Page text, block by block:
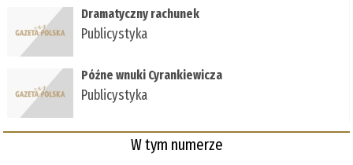
Dramatyczny rachunek
Publicystyka
Późne wnuki Cyrankiewicza
Publicystyka
W tym numerze